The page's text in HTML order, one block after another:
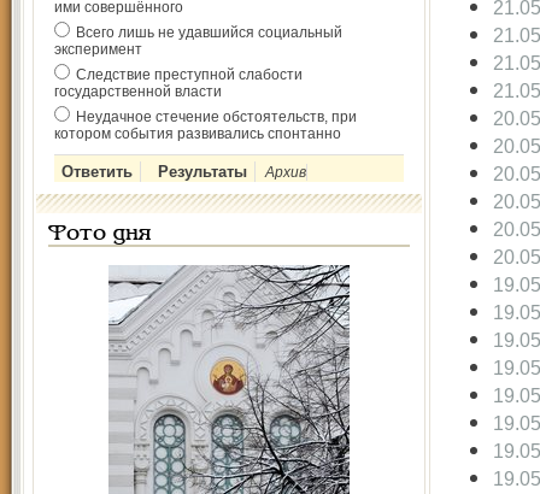
ими совершённого
Всего лишь не удавшийся социальный
эксперимент
Следствие преступной слабости
государственной власти
Неудачное стечение обстоятельств, при
котором события развивались спонтанно
Архив
Фото дня